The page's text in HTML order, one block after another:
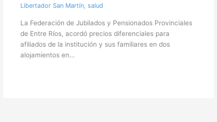
Libertador San Martín, salud
La Federación de Jubilados y Pensionados Provinciales
de Entre Ríos, acordó precios diferenciales para
afiliados de la institución y sus familiares en dos
alojamientos en…